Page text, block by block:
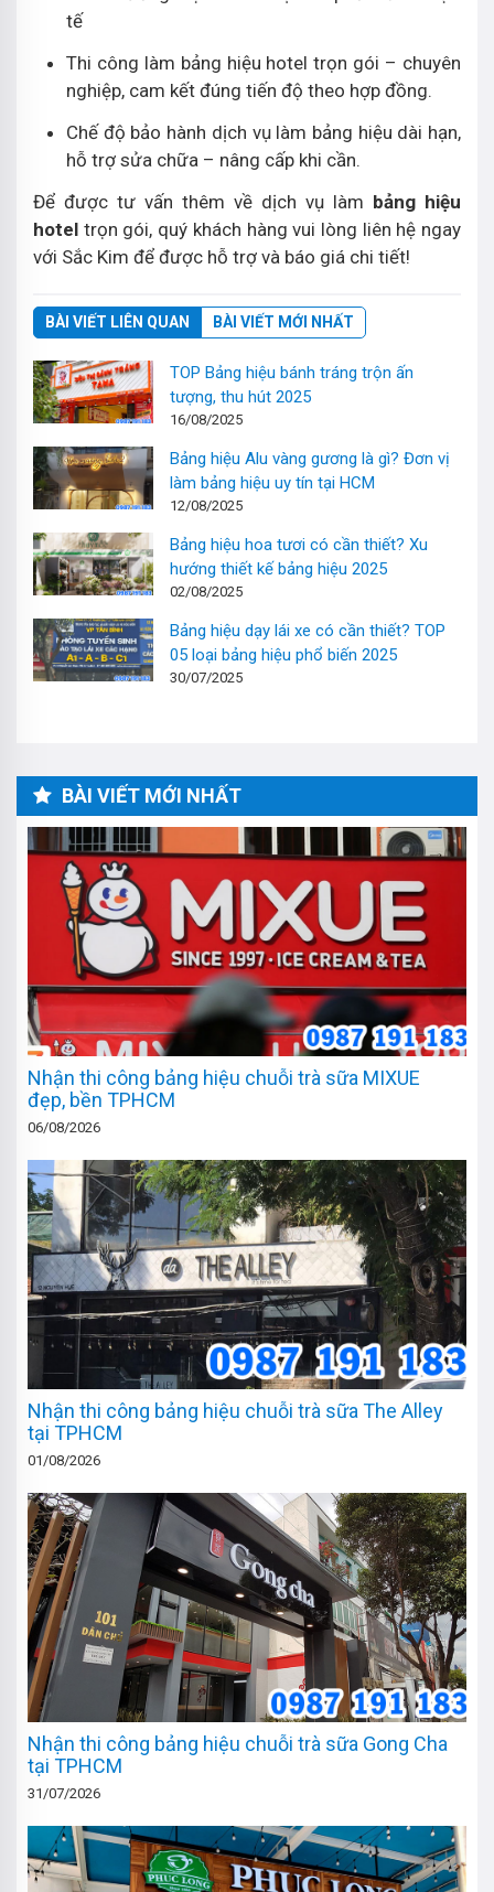
tế
Thi công làm bảng hiệu hotel trọn gói – chuyên
nghiệp, cam kết đúng tiến độ theo hợp đồng.
Chế độ bảo hành dịch vụ làm bảng hiệu dài hạn,
hỗ trợ sửa chữa – nâng cấp khi cần.
Để được tư vấn thêm về dịch vụ làm bảng hiệu
hotel trọn gói, quý khách hàng vui lòng liên hệ ngay
với Sắc Kim để được hỗ trợ và báo giá chi tiết!
BÀI VIẾT LIÊN QUAN BÀI VIẾT MỚI NHẤT
TOP Bảng hiệu bánh tráng trộn ấn
tượng, thu hút 2025
16/08/2025
Bảng hiệu Alu vàng gương là gì? Đơn vị
làm bảng hiệu uy tín tại HCM
12/08/2025
Bảng hiệu hoa tươi có cần thiết? Xu
hướng thiết kế bảng hiệu 2025
02/08/2025
Bảng hiệu dạy lái xe có cần thiết? TOP
05 loại bảng hiệu phổ biến 2025
30/07/2025
BÀI VIẾT MỚI NHẤT
Nhận thi công bảng hiệu chuỗi trà sữa MIXUE
đẹp, bền TPHCM
06/08/2026
Nhận thi công bảng hiệu chuỗi trà sữa The Alley
tại TPHCM
01/08/2026
Nhận thi công bảng hiệu chuỗi trà sữa Gong Cha
tại TPHCM
31/07/2026